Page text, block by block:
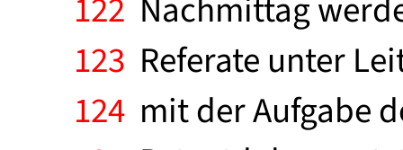
122 Nachmittag
123 Referate unter
124 mit der Aufgabe